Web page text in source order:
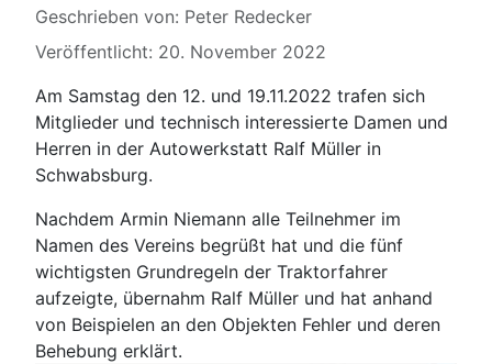
Details
Geschrieben von: Peter Redecker
Veröffentlicht: 20. November 2022
Am Samstag den 12. und 19.11.2022 trafen sich
Mitglieder und technisch interessierte Damen und
Herren in der Autowerkstatt Ralf Müller in
Schwabsburg.
Nachdem Armin Niemann alle Teilnehmer im
Namen des Vereins begrüßt hat und die fünf
wichtigsten Grundregeln der Traktorfahrer
aufzeigte, übernahm Ralf Müller und hat anhand
von Beispielen an den Objekten Fehler und deren
Behebung erklärt.